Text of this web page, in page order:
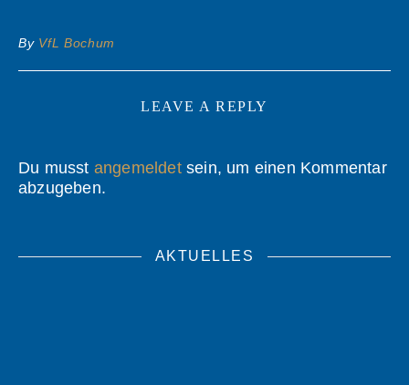
By VfL Bochum
LEAVE A REPLY
Du musst angemeldetsein, um einen Kommentar
abzugeben.
AKTUELLES